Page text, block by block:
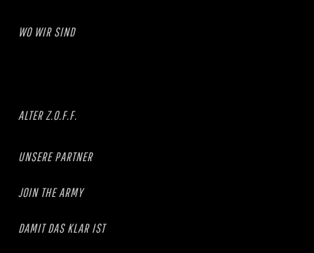
WO WIR SIND
ALTER Z.O.F.F.
UNSERE PARTNER
JOIN THE ARMY
DAMIT DAS KLAR IST